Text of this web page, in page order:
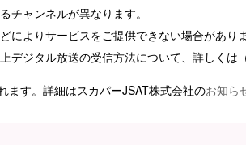
チャンネルが異なります。
によりサービスをご提供できない場合がありま
デジタル放送の受信方法について、詳しく
ます。詳細はスカパーJSAT株式会社のお知ら